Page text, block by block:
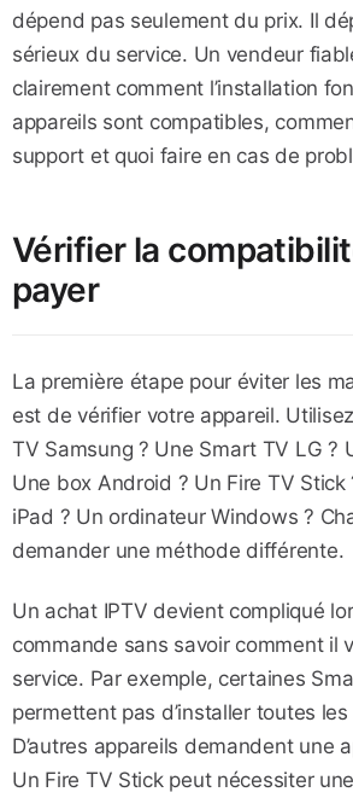
dépend pas seulement du prix. Il
sérieux du service. Un vendeur
clairement comment l’installation
appareils sont compatibles,
support et quoi faire en cas de
Vérifier la
payer
La première étape pour éviter les
est de vérifier votre appareil.
TV Samsung ? Une Smart TV LG ?
Une box Android ? Un Fire TV Stick
iPad ? Un ordinateur Windows ?
demander une méthode différente.
Un achat IPTV devient compliqué
commande sans savoir comment il
service. Par exemple, certaines
permettent pas d’installer toutes
D’autres appareils demandent une
Un Fire TV Stick peut nécessiter